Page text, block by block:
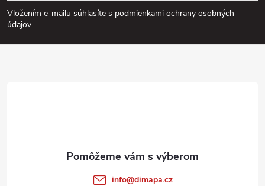
p
Vložením e-mailu súhlasíte s podmienkami ochrany osobných
údajov
info@dimapa.cz